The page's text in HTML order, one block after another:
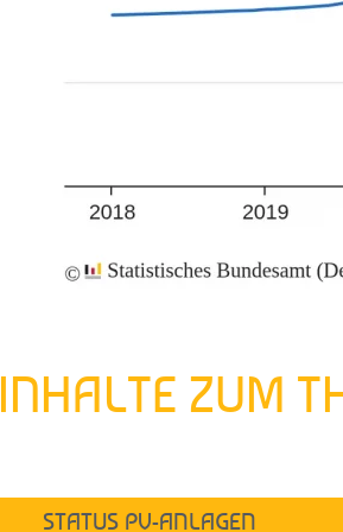
INHALTE ZUM
STATUS PV-ANLAGEN